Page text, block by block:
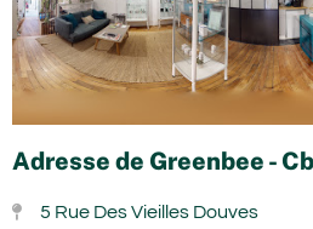
Adresse de Greenbee -
5 Rue Des Vieilles Douves